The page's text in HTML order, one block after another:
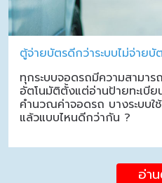
ตู้จ่ายบัตรดีกว่าระบบไม่จ่ายบั
ทุกระบบจอดรถมีความสามา
อัตโนมัติตั้งแต่อ่านป้ายทะเบี
คำนวณค่าจอดรถ บางระบบใ
แล้วแบบไหนดีกว่ากัน ?
อ่า